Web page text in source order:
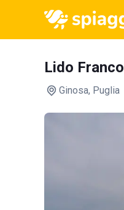
Lido Franco
Ginosa, Puglia